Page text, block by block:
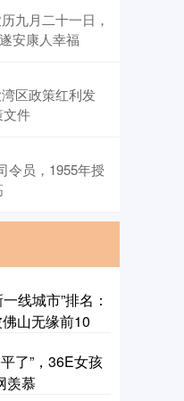
九月二十一日，
安康人幸福
区政策红利发
文件
令员，1955年授
线城市”排名：
山无缘前10
了”，36E女孩
羡慕